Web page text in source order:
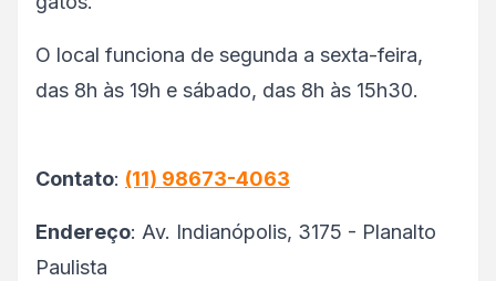
O local funciona de segunda a sexta-feira,
das 8h às 19h e sábado, das 8h às 15h30.
Contato: (11) 98673-4063
Endereço: Av. Indianópolis, 3175 - Planalto
Paulista